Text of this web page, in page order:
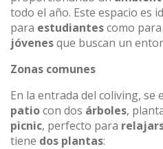
todo el año. Este espacio es
para estudiantescomo para
jóvenesque buscan un
Zonas comunes
En la entrada del coliving, se
patiocon dos árboles,
picnic, perfecto para
tiene dos plantas: